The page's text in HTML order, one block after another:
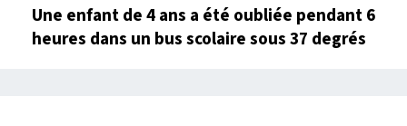
Une enfant de 4 ans a été oubliée pendant 6
heures dans un bus scolaire sous 37 degrés